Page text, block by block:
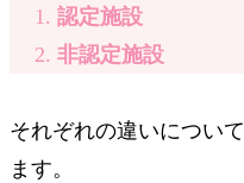
認定施設
非認定施設
それぞれの違いについ
ます。